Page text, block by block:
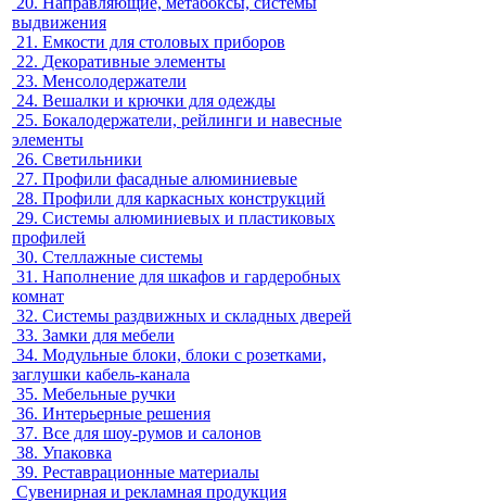
выдвижения
21. Емкости для столовых приборов
22. Декоративные элементы
23. Менсолодержатели
24. Вешалки и крючки для одежды
25. Бокалодержатели, рейлинги и навесные
элементы
26. Светильники
27. Профили фасадные алюминиевые
28. Профили для каркасных конструкций
29. Системы алюминиевых и пластиковых
профилей
30. Стеллажные системы
31. Наполнение для шкафов и гардеробных
комнат
32. Системы раздвижных и складных дверей
33. Замки для мебели
34. Модульные блоки, блоки с розетками,
заглушки кабель-канала
35. Мебельные ручки
36. Интерьерные решения
37. Все для шоу-румов и салонов
38. Упаковка
39. Реставрационные материалы
Сувенирная и рекламная продукция